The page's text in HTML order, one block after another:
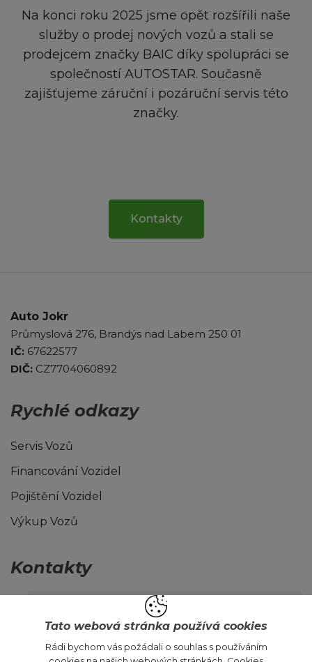
Tato webová stránka používá cookies
Rádi bychom vás požádali o souhlas s používáním
Na konci roku 2025 jsme opět rozšířili naše
služby o prodej nových vozů a stali se
prodejcem značky BAIC díky spolupráci se
společností AUTOSTAR. Současně
zajišťujeme záruční i pozáruční servis této
značky.
Kontakty
Auto Jokr
Průmyslová 276, Brandýs nad Labem 250 01
IČ: 67622577
DIČ: CZ7704060892
Rychlé odkazy
Servis Vozů
Financování Vozidel
Pojištění Vozidel
Výkup Vozů
Kontakty
ojetevozy@autojokr.cz